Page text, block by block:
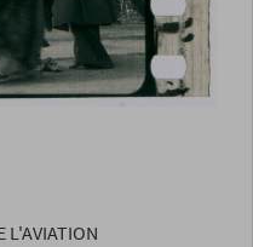
L'AVIATION